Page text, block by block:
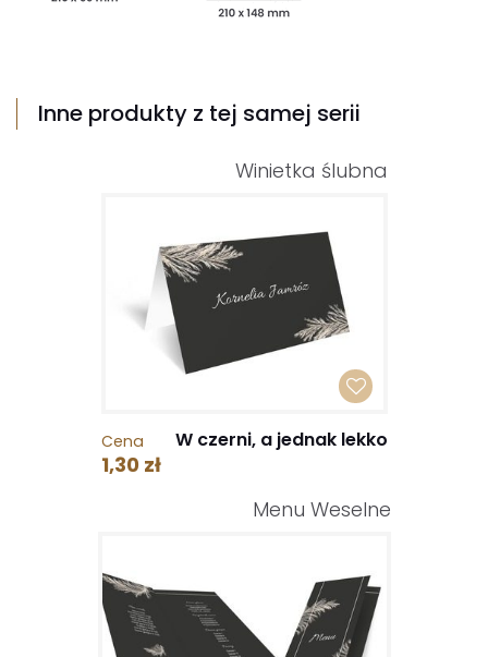
Inne produkty z tej samej serii
Winietka ślubna
Cena
1,30 zł
W czerni, a jednak lekko
Menu Weselne